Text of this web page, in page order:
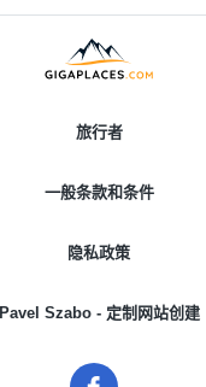
旅行者
一般条款和条件
隐私政策
Pavel Szabo - 定制网站创建